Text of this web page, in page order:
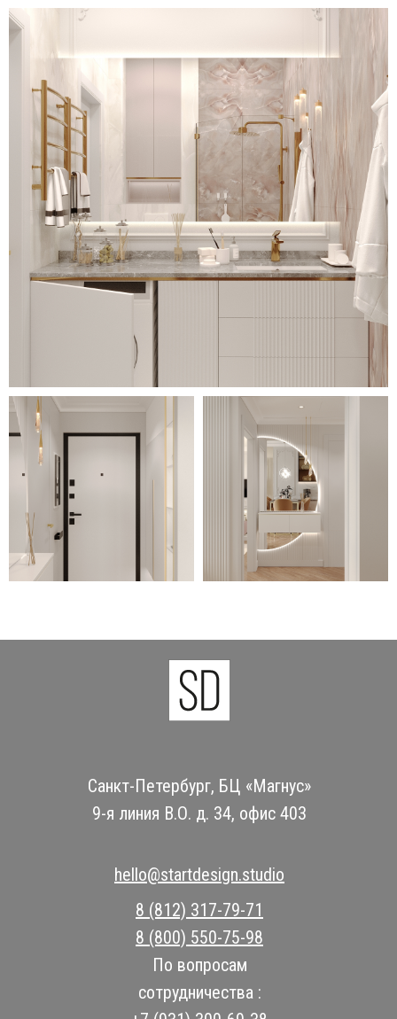
Санкт-Петербург, БЦ «Магнус»
9-я линия В.О. д. 34, офис 403
8 (812) 317-79-71
8 (800) 550-75-98
По вопросам
сотрудничества :
hello@startdesign.studio